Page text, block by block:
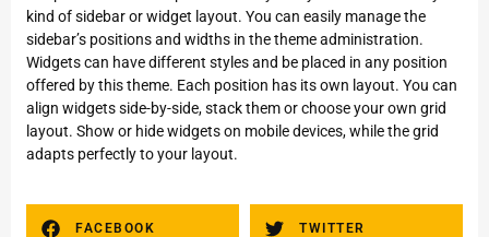
kind of sidebar or widget layout. You can easily manage the
sidebar’s positions and widths in the theme administration.
Widgets can have different styles and be placed in any position
offered by this theme. Each position has its own layout. You can
align widgets side-by-side, stack them or choose your own grid
layout. Show or hide widgets on mobile devices, while the grid
adapts perfectly to your layout.
FACEBOOK TWITTER